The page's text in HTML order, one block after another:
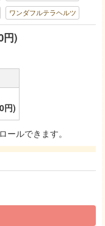
ワンダフルテラヘルツ
円)
円)
ルできます。